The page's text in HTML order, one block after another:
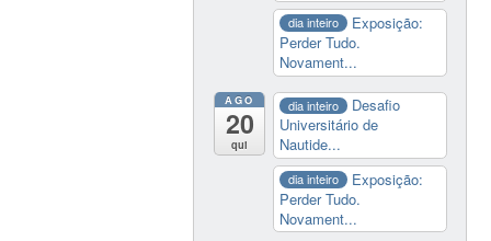
dia inteiro
Exposição:
Perder Tudo.
Novament...
AGO
20
qui
dia inteiro
Desafio
Universitário de
Nautide...
dia inteiro
Exposição:
Perder Tudo.
Novament...